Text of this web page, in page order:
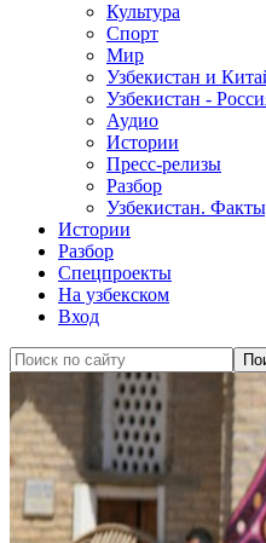
Культура
Спорт
Мир
Узбекистан и
Узбекистан -
Аудио
Истории
Пресс-релизы
Разбор
Узбекистан.
Истории
Разбор
Спецпроекты
На узбекском
Вход